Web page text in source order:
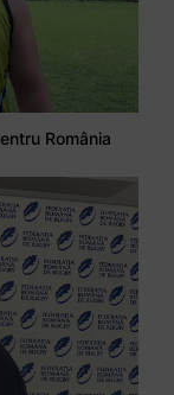
România